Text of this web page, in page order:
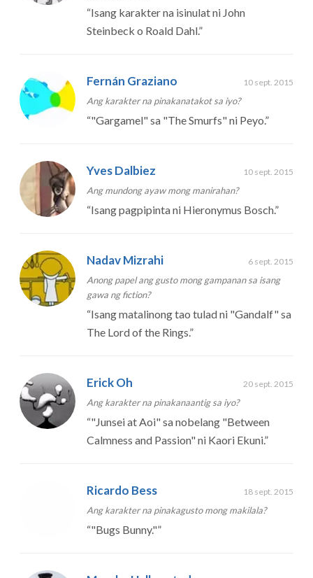
“Isang karakter na isinulat ni John
Steinbeck o Roald Dahl.”
Fernán Graziano 10 sept. 2015
Ang karakter na pinakanatakot sa iyo?
“"Gargamel" sa "The Smurfs" ni Peyo.”
Yves Dalbiez 10 sept. 2015
Ang mundong ayaw mong manirahan?
“Isang pagpipinta ni Hieronymus Bosch.”
Nadav Mizrahi 6 sept. 2015
Anong papel ang gusto mong gampanan sa isang
gawa ng fiction?
“Isang matalinong tao tulad ni "Gandalf" sa
The Lord of the Rings.”
Erick Oh 20 sept. 2015
Ang karakter na pinakanaantig sa iyo?
“"Junsei at Aoi" sa nobelang "Between
Calmness and Passion" ni Kaori Ekuni.”
Ricardo Bess 18 sept. 2015
Ang karakter na pinakagusto mong makilala?
“"Bugs Bunny."”